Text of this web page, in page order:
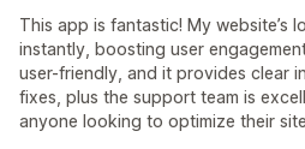
This app is fantastic! My website’s
instantly, boosting user
user-friendly, and it provides clear
fixes, plus the support team is
anyone looking to optimize their